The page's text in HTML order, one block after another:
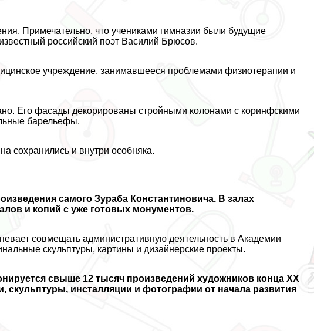
Примечательно, что учениками гимназии были будущие
российский поэт Василий Брюсов.
учреждение, занимавшееся проблемами физиотерапии и
Его фасады декорированы стройными колонами с коринфскими
барельефы.
сохранились и внутри особняка.
самого Зуpaба Константиновича. В залах
и копий с уже готовых монументов.
совмещать административную деятельность в Академии
скульптуры, картины и дизайнерские проекты.
свыше 12 тысяч произведений художников конца XX
скульптуры, инсталляции и фотографии от начала развития